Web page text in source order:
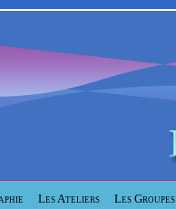
Les Ateliers Les Groupes